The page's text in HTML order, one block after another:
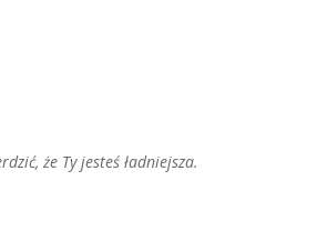
że Ty jesteś ładniejsza.